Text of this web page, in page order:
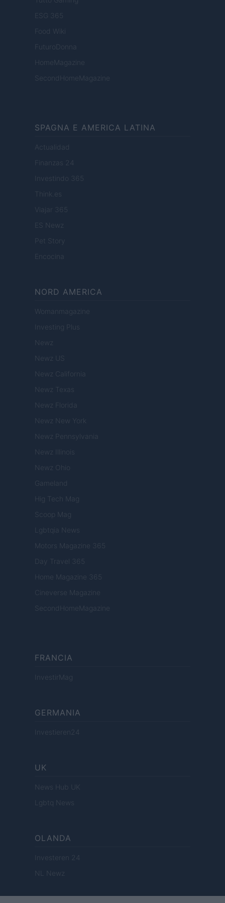
ESG 365
Food Wiki
FuturoDonna
HomeMagazine
SecondHomeMagazine
SPAGNA E AMERICA LATINA
Actualidad
Finanzas 24
Investindo 365
Think.es
Viajar 365
ES Newz
Pet Story
Encocina
NORD AMERICA
Womanmagazine
Investing Plus
Newz
Newz US
Newz California
Newz Texas
Newz Florida
Newz New York
Newz Pennsylvania
Newz Illinois
Newz Ohio
Gameland
Hig Tech Mag
Scoop Mag
Lgbtqia News
Motors Magazine 365
Day Travel 365
Home Magazine 365
Cineverse Magazine
SecondHomeMagazine
FRANCIA
InvestirMag
GERMANIA
Investieren24
UK
News Hub UK
Lgbtq News
OLANDA
Investeren 24
NL Newz